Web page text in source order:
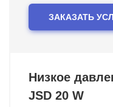
ЗАКАЗАТЬ
Низкое
JSD 20 W